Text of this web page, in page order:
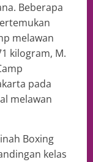
Beberapa
melawan
kilogram, M.
pada
melawan
Boxing
kelas